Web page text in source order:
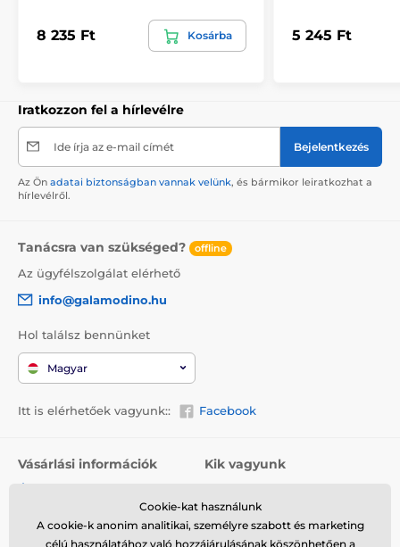
8 235 Ft Kosárba 5 245 Ft
Iratkozzon fel a hírlevélre
Ide írja az e-mail címét Bejelentkezés
Az Ön adatai biztonságban vannak velünk, és bármikor leiratkozhat a
hírlevélről.
Tanácsra van szükséged? offline
Az ügyfélszolgálat elérhető
info@galamodino.hu
Hol találsz bennünket
Magyar
Itt is elérhetőek vagyunk:: Facebook
Vásárlási információk
Szállítás
Kik vagyunk
Elérhetőségek
Együttműködés a
Cookie-kat használunk
A cookie-k anonim analitikai, személyre szabott és marketing
célú használatához való hozzájárulásának köszönhetően a